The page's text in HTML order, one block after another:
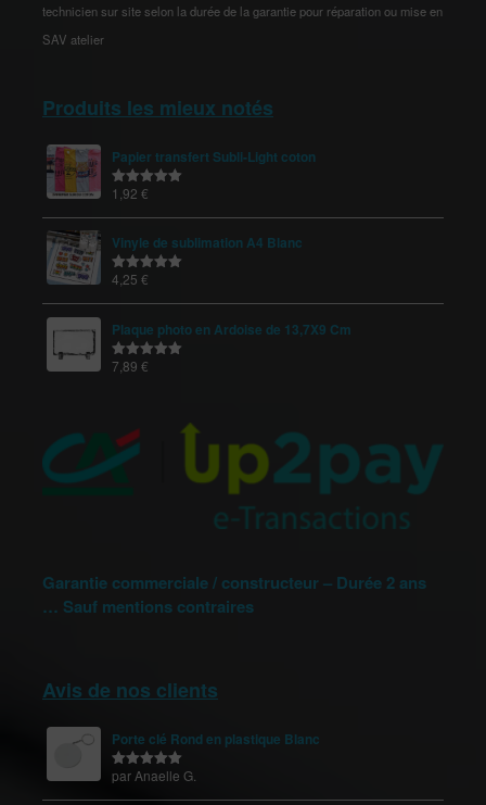
technicien sur site selon la durée de la garantie pour réparation ou mise en
SAV atelier
Produits les mieux notés
Papier transfert Subli-Light coton
Note5.00
1,92 €
Vinyle de sublimation A4 Blanc
Note5.00
4,25 €
Plaque photo en Ardoise de 13,7X9 Cm
Note5.00
7,89 €
Garantie commerciale / constructeur – Durée 2 ans
… Sauf mentions contraires
Avis de nos clients
Porte clé Rond en plastique Blanc
Note5sur
par Anaelle G.